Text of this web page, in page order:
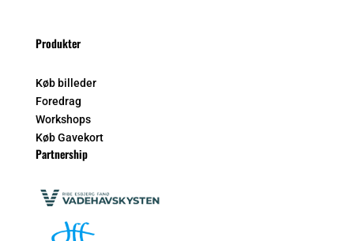
Produkter
Køb billeder
Foredrag
Workshops
Køb Gavekort
Partnership